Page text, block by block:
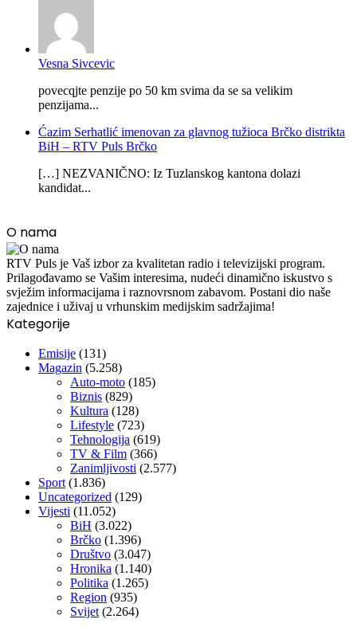
Vesna Sivcevic
povecqjte penzije po 50 km svima da se sa velikim
penzijama...
Ćazim Serhatlić imenovan za glavnog tužioca Brčko distrikta
BiH – RTV Puls Brčko
[…] NEZVANIČNO: Iz Tuzlanskog kantona dolazi
kandidat...
O nama
RTV Puls je Vaš izbor za kvalitetan radio i televizijski program.
Prilagođavamo se Vašim interesima, nudeći dinamično iskustvo s
svježim informacijama i raznovrsnom zabavom. Postani dio naše
zajednice i uživaj u vrhunskim medijskim sadržajima!
Kategorije
Emisije (131)
Magazin (5.258)
Auto-moto (185)
Biznis (829)
Kultura (128)
Lifestyle (723)
Tehnologija (619)
TV & Film (366)
Zanimljivosti (2.577)
Sport (1.836)
Uncategorized (129)
Vijesti (11.052)
BiH (3.022)
Brčko (1.396)
Društvo (3.047)
Hronika (1.140)
Politika (1.265)
Region (935)
Svijet (2.264)